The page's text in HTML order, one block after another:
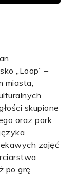
„Loop” –
miasta,
skupione
oraz park
zajęć
po grę